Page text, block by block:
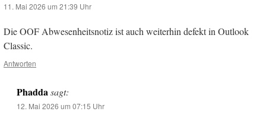
11. Mai 2026 um 21:39 Uhr
Die OOF Abwesenheitsnotiz ist auch weiterhin defekt in Outlook
Classic.
Antworten
Phadda sagt:
12. Mai 2026 um 07:15 Uhr